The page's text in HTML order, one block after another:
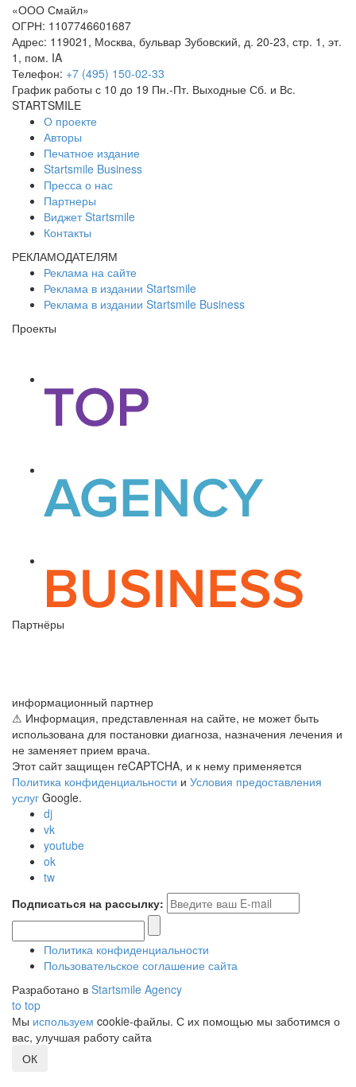
«ООО Смайл»
ОГРН: 1107746601687
Адрес: 119021, Москва, бульвар Зубовский, д. 20-23, стр. 1, эт.
1, пом. IA
Телефон: +7 (495) 150-02-33
График работы с 10 до 19 Пн.-Пт. Выходные Сб. и Вс.
STARTSMILE
О проекте
Авторы
Печатное издание
Startsmile Business
Пресса о нас
Партнеры
Виджет Startsmile
Контакты
РЕКЛАМОДАТЕЛЯМ
Реклама на сайте
Реклама в издании Startsmile
Реклама в издании Startsmile Business
Проекты
Партнёры
информационный партнер
⚠ Информация, представленная на сайте, не может быть
использована для постановки диагноза, назначения лечения и
не заменяет прием врача.
Этот сайт защищен reCAPTCHA, и к нему применяется
Политика конфиденциальности и Условия предоставления
услуг Google.
dj
vk
youtube
ok
tw
Подписаться на рассылку:
Политика конфиденциальности
Пользовательское соглашение сайта
Разработано в Startsmile Agency
to top
Мы используем cookie-файлы. С их помощью мы заботимся о
вас, улучшая работу сайта
ОК